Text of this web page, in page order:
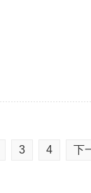
3 4 下